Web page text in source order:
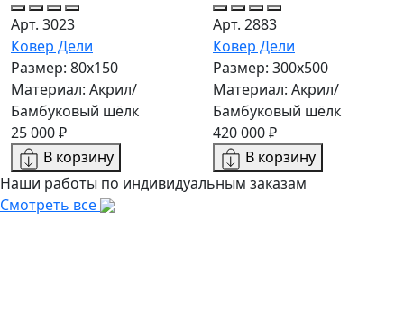
Арт. 3023
Ковер Дели
Размер: 80x150
Материал: Акрил/
Бамбуковый шёлк
25 000 ₽
В корзину
Арт. 2883
Ковер Дели
Размер: 300х500
Материал: Акрил/
Бамбуковый шёлк
420 000 ₽
В корзину
Наши работы по индивидуальным заказам
Смотреть все